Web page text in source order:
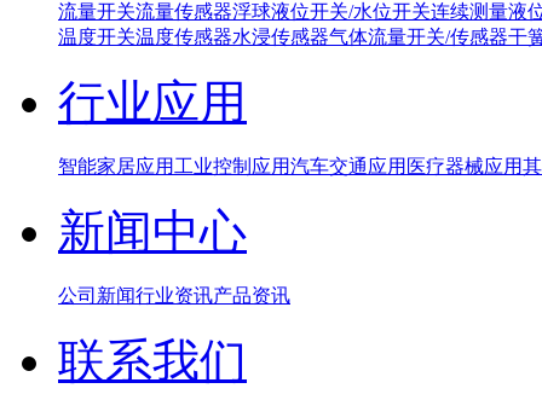
流量开关流量传感器浮球液位开关/水位开关连续测量液
温度开关温度传感器水浸传感器气体流量开关/传感器干
行业应用
智能家居应用 工业控制应用汽车交通应用 医疗器械应用
新闻中心
公司新闻行业资讯产品资讯
联系我们